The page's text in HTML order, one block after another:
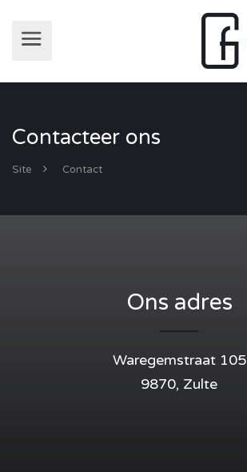
Contacteer ons
Site Contact
Ons adres
Waregemstraat 105
9870, Zulte